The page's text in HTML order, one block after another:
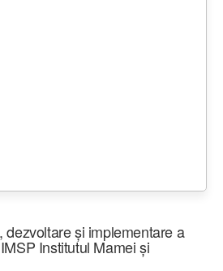
dezvoltare și implementare a
Institutul Mamei și